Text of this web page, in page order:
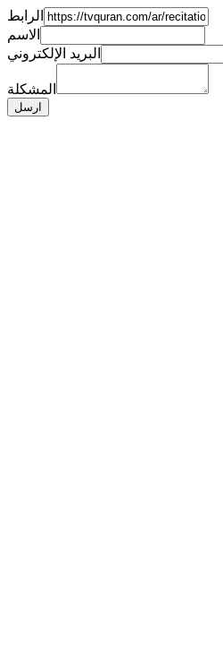
الرابط
الاسم
البريد الإلكتروني
المشكلة
ارسل